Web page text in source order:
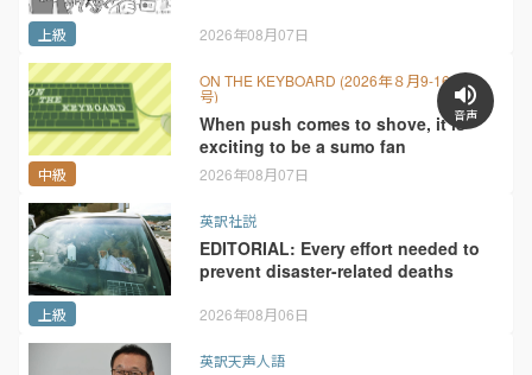
上級 2026年08月07日
音声
中級
ON THE KEYBOARD (2026年８月9-16日
号)
When push comes to shove, it is
exciting to be a sumo fan
2026年08月07日
上級
英訳社説
EDITORIAL: Every effort needed to
prevent disaster-related deaths
2026年08月06日
英訳天声人語